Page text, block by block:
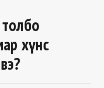
толбо
хүнс